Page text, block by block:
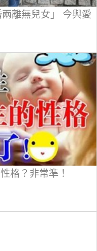
離無兒女」 今與愛
格？非常準！